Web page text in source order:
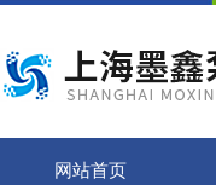
网站首页